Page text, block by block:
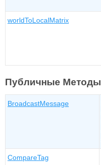
worldToLocalMatrix
Публичные Методы
BroadcastMessage
CompareTag